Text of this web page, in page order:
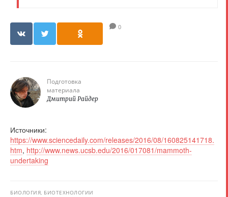
0
Подготовка
материала
Дмитрий Райдер
Источники:
https://www.sciencedaily.com/releases/2016/08/160825141718.
htm, http://www.news.ucsb.edu/2016/017081/mammoth-
undertaking
БИОЛОГИЯ, БИОТЕХНОЛОГИИ